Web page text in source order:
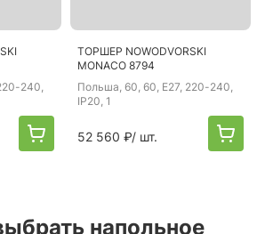
240,
ТОРШЕР NOWODVORSKI
MONACO 8794
Польша, 60, 60, E27, 220-240,
IP20, 1
52 560 ₽/ шт.
напольное